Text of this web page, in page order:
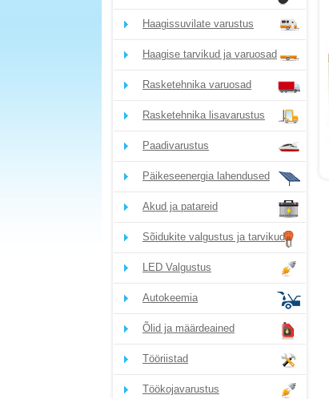
Haagissuvilate varustus
Haagise tarvikud ja varuosad
Rasketehnika varuosad
Rasketehnika lisavarustus
Paadivarustus
Päikeseenergia lahendused
Akud ja patareid
Sõidukite valgustus ja tarvikud
LED Valgustus
Autokeemia
Õlid ja määrdeained
Tööriistad
Töökojavarustus